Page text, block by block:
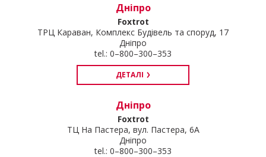
Дніпро
Foxtrot
ТРЦ Караван, Комплекс Будівель та споруд, 17
Дніпро
tel.: 0–800–300–353
ДЕТАЛІ
Дніпро
Foxtrot
ТЦ На Пастера, вул. Пастера, 6А
Дніпро
tel.: 0–800–300–353